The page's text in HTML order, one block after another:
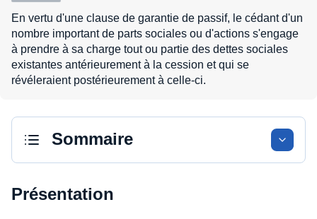
En vertu d'une clause de garantie de passif, le cédant d'un
nombre important de parts sociales ou d'actions s'engage
à prendre à sa charge tout ou partie des dettes sociales
existantes antérieurement à la cession et qui se
révéleraient postérieurement à celle-ci.
Sommaire
Présentation